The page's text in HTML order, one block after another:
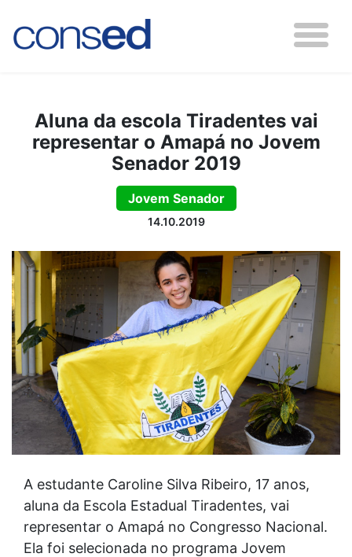
Aluna da escola Tiradentes vai
representar o Amapá no Jovem
Senador 2019
Jovem Senador
14.10.2019
A estudante Caroline Silva Ribeiro, 17 anos,
aluna da Escola Estadual Tiradentes, vai
representar o Amapá no Congresso Nacional.
Ela foi selecionada no programa Jovem